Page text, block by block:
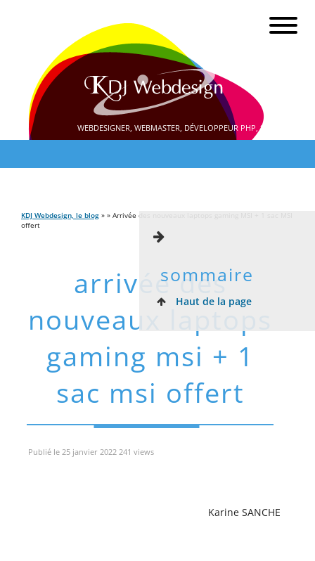
WEBDESIGNER, WEBMASTER, DÉVELOPPEUR PHP, SEO
KDJ Webdesign, le blog » » Arrivée des nouveaux laptops gaming MSI + 1 sac MSI
offert
arrivée des
nouveaux laptops
gaming msi + 1
sac msi offert
sommaire
Haut de la page
Publié le 25 janvier 2022 241 views
Karine SANCHE